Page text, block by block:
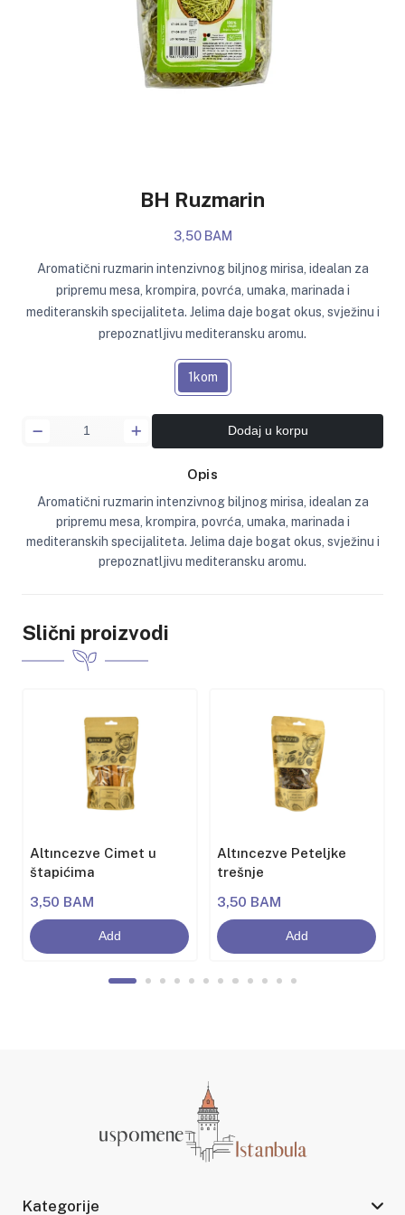
BH Ruzmarin
3,50 BAM
Aromatični ruzmarin intenzivnog biljnog mirisa, idealan za
pripremu mesa, krompira, povrća, umaka, marinada i
mediteranskih specijaliteta. Jelima daje bogat okus, svježinu i
prepoznatljivu mediteransku aromu.
1kom
Dodaj u korpu
Opis
Aromatični ruzmarin intenzivnog biljnog mirisa, idealan za
pripremu mesa, krompira, povrća, umaka, marinada i
mediteranskih specijaliteta. Jelima daje bogat okus, svježinu i
prepoznatljivu mediteransku aromu.
Slični proizvodi
Altıncezve Cimet u
štapićima
3,50 BAM
Add
Altıncezve Peteljke
trešnje
3,50 BAM
Add
Kategorije